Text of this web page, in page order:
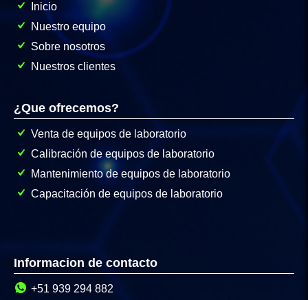
Inicio
Nuestro equipo
Sobre nosotros
Nuestros clientes
¿Que ofrecemos?
Venta de equipos de laboratorio
Calibración de equipos de laboratorio
Mantenimiento de equipos de laboratorio
Capacitación de equipos de laboratorio
Informacion de contacto
+51 939 294 882